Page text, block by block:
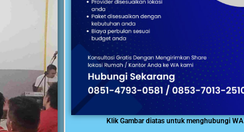
Klik Gambar diatas untuk menghubungi WA